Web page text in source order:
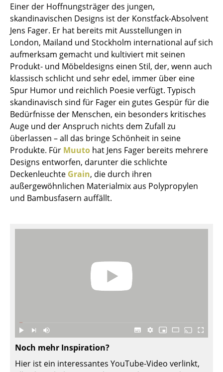
... alle Tische
Aufbewahren
Regale & Schränke
Bücherregale
Wandregale
Sideboards & Kommoden
TV Möbel
Beistell- & Rollcontainer
Barmöbel
Garderoben
... alle Aufbewahrungsmöbel
Tischleuchten
Schreibtischleuchten
Stehleuchten & Leseleuchten
Einer der Hoffnungsträger des jungen,
skandinavischen Designs ist der Konstfack-Absolvent
Jens Fager. Er hat bereits mit Ausstellungen in
London, Mailand und Stockholm international auf sich
aufmerksam gemacht und kultiviert mit seinen
Produkt- und Möbeldesigns einen Stil, der, wenn auch
klassisch schlicht und sehr edel, immer über eine
Spur Humor und reichlich Poesie verfügt. Typisch
skandinavisch sind für Fager ein gutes Gespür für die
Bedürfnisse der Menschen, ein besonders kritisches
Auge und der Anspruch nichts dem Zufall zu
überlassen – all das bringe Schönheit in seine
Produkte. Für Muuto hat Jens Fager bereits mehrere
Designs entworfen, darunter die schlichte
Deckenleuchte Grain, die durch ihren
außergewöhnlichen Materialmix aus Polypropylen
und Bambusfasern auffällt.
Noch mehr Inspiration?
Hier ist ein interessantes YouTube-Video verlinkt,